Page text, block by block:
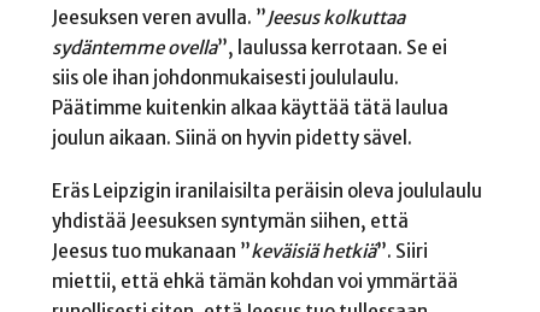
Jeesuksen veren avulla. ”Jeesus kolkuttaa
sydäntemme ovella”, laulussa kerrotaan. Se ei
siis ole ihan johdonmukaisesti joululaulu.
Päätimme kuitenkin alkaa käyttää tätä laulua
joulun aikaan. Siinä on hyvin pidetty sävel.
Eräs Leipzigin iranilaisilta peräisin oleva joululaulu
yhdistää Jeesuksen syntymän siihen, että
Jeesus tuo mukanaan ”keväisiä hetkiä”. Siiri
miettii, että ehkä tämän kohdan voi ymmärtää